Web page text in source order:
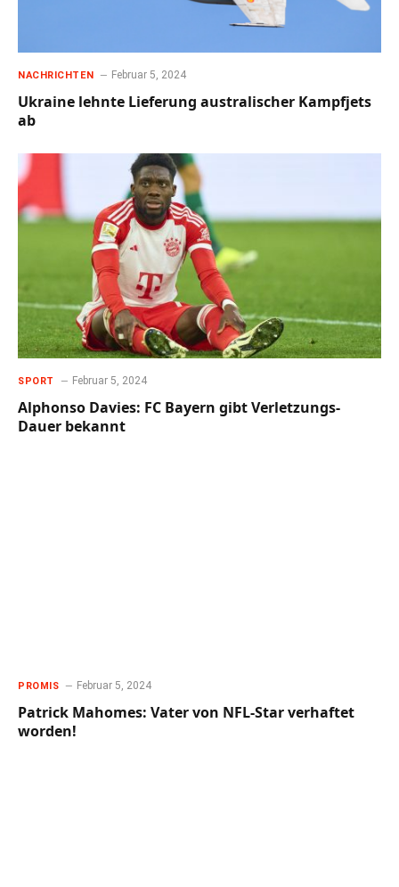
NACHRICHTEN Februar 5, 2024
Ukraine lehnte Lieferung australischer Kampfjets
ab
SPORT Februar 5, 2024
Alphonso Davies: FC Bayern gibt Verletzungs-
Dauer bekannt
PROMIS Februar 5, 2024
Patrick Mahomes: Vater von NFL-Star verhaftet
worden!